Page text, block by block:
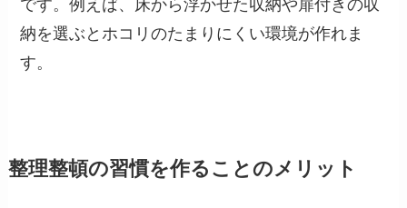
です。例えば、床から浮かせた収納や扉付きの収
納を選ぶとホコリのたまりにくい環境が作れま
す。
整理整頓の習慣を作ることのメリット